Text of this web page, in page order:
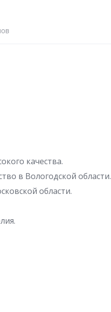
качества.
в Вологодской области.
области.